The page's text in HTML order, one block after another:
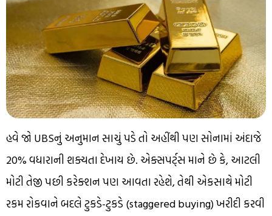
હવે જો UBSનું અનુમાન સાચું પડે તો અહીંથી પણ સોનામાં અંદાજે
20% વધારાની શક્યતા દેખાય છે. એક્સપર્ટ્સ માને છે કે, આટલી
મોટી તેજી પછી કરેક્શન પણ આવતા રહેશે, તેથી એકસાથે મોટી
રકમ રોકવાને બદલે ટુકડે-ટુકડે (staggered buying) ખરીદી કરવી